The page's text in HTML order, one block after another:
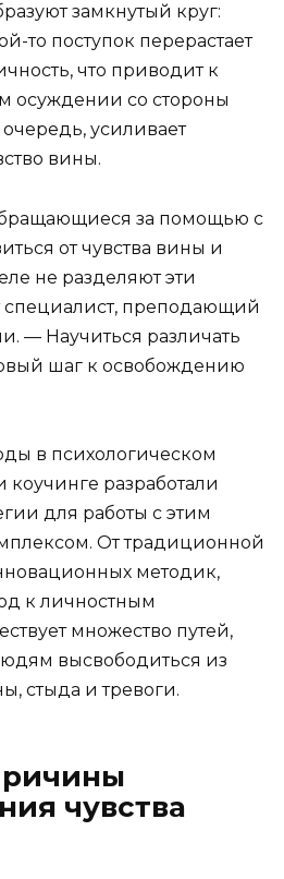
замкнутый круг:
то поступок перерастает
что приводит к
осуждении со стороны
очередь, усиливает
вины.
за помощью с
от чувства вины и
не разделяют эти
преподающий
— Научиться различать
шаг к освобождению
в психологическом
разработали
для работы с этим
От традиционной
методик,
к личностным
множество путей,
высвободиться из
стыда и тревоги.
чувства